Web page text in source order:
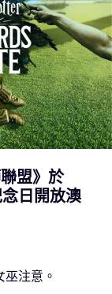
盟》於
日開放澳
注意。